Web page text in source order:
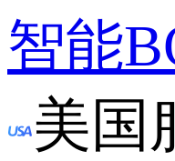
智能
美国